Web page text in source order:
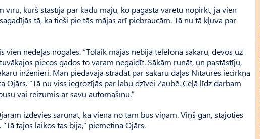
vīru, kurš stāstīja par kādu māju, ko pagastā varētu nopirkt, ja vien
tā, ka tieši pie tās mājas arī piebraucām. Tā nu tā kļuva par
nedēļas nogalēs. “Tolaik mājās nebija telefona sakaru, devos uz
piecos gados to varam negaidīt. Sākām runāt, un pastāstīju,
inženieri. Man piedāvāja strādāt par sakaru daļas Nītaures iecirkņa
“Tā nu viss iegrozījās par labu dzīvei Zaubē. Ceļā līdz darbam
vai reizumis ar savu automašīnu.”
izdevies sarunāt, ka viena no tām būs viņam. Viņš gan, stājoties
tajos laikos tas bija,” piemetina Ojārs.